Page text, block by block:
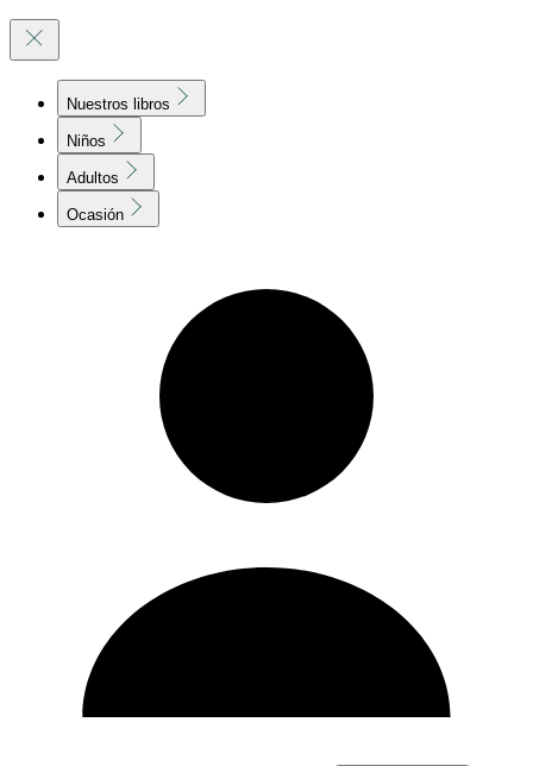
Nuestros libros
Niños
Adultos
Ocasión